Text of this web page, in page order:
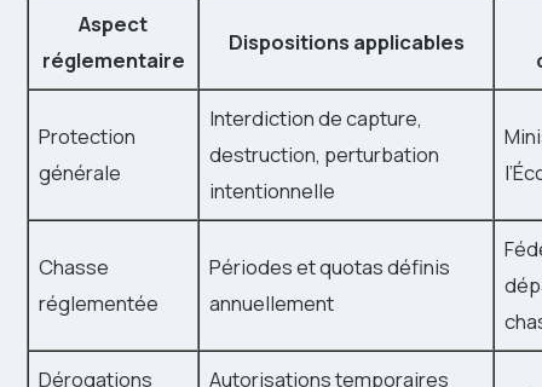
Aspect
réglementaire
Dispositions applicables
Protection
générale
Interdiction de capture,
destruction, perturbation
intentionnelle
Chasse
réglementée
Périodes et quotas définis
annuellement
Dérogations
Autorisations temporaires